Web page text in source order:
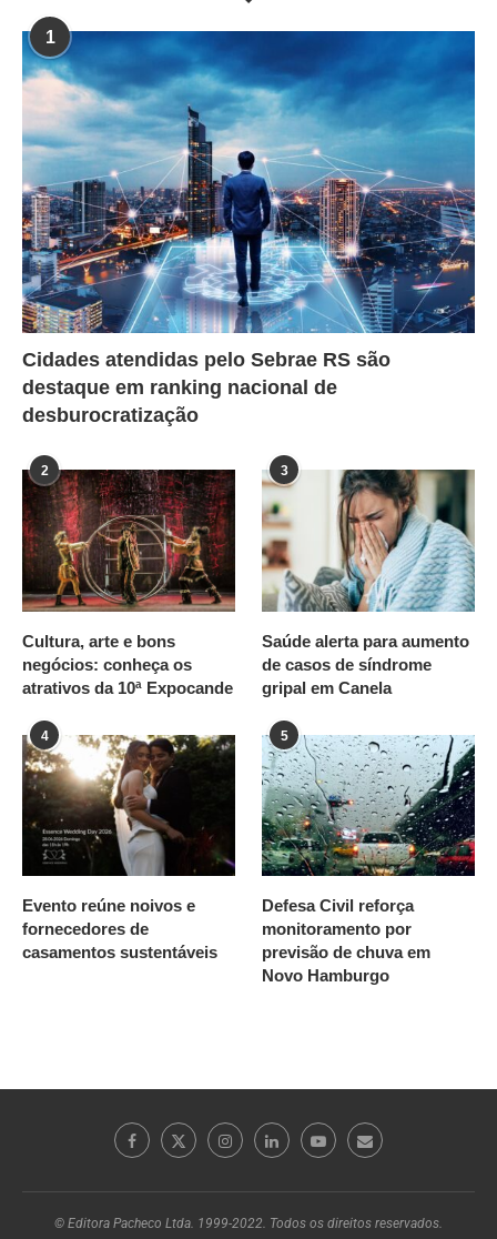
1
Cidades atendidas pelo Sebrae RS são
destaque em ranking nacional de
desburocratização
2
Cultura, arte e bons
negócios: conheça os
atrativos da 10ª Expocande
3
Saúde alerta para aumento
de casos de síndrome
gripal em Canela
4
Evento reúne noivos e
fornecedores de
casamentos sustentáveis
5
Defesa Civil reforça
monitoramento por
previsão de chuva em
Novo Hamburgo
© Editora Pacheco Ltda. 1999-2022. Todos os direitos reservados.